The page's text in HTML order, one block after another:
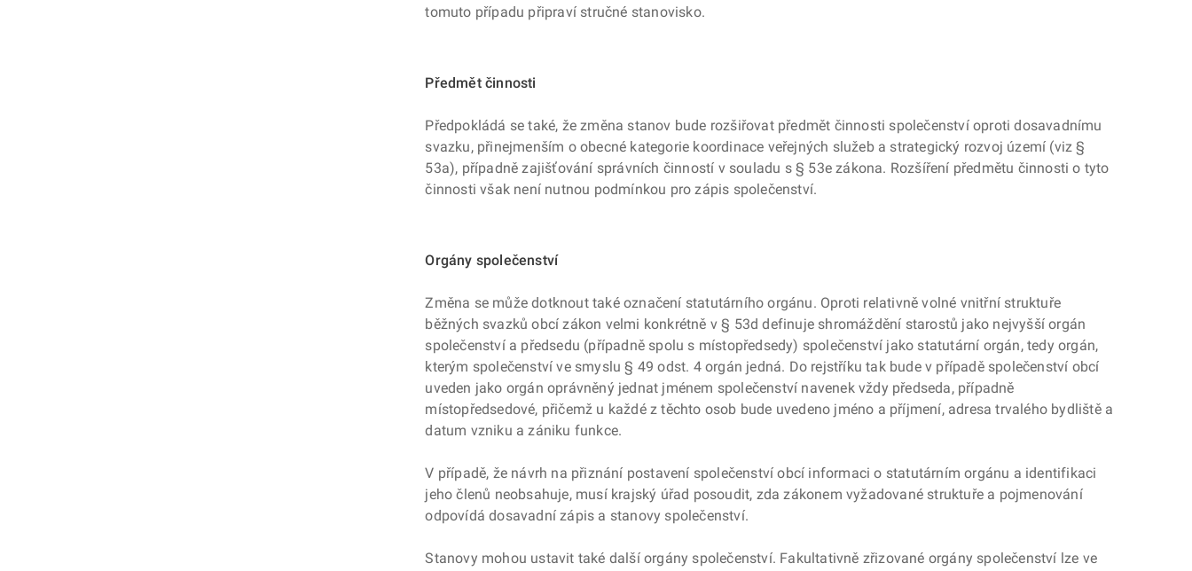
tomuto případu připraví stručné stanovisko.
Předmět činnosti
Předpokládá se také, že změna stanov bude rozšiřovat předmět činnosti společenství oproti dosavadnímu
svazku, přinejmenším o obecné kategorie koordinace veřejných služeb a strategický rozvoj území (viz §
53a), případně zajišťování správních činností v souladu s § 53e zákona. Rozšíření předmětu činnosti o tyto
činnosti však není nutnou podmínkou pro zápis společenství.
Orgány společenství
Změna se může dotknout také označení statutárního orgánu. Oproti relativně volné vnitřní struktuře
běžných svazků obcí zákon velmi konkrétně v § 53d definuje shromáždění starostů jako nejvyšší orgán
společenství a předsedu (případně spolu s místopředsedy) společenství jako statutární orgán, tedy orgán,
kterým společenství ve smyslu § 49 odst. 4 orgán jedná. Do rejstříku tak bude v případě společenství obcí
uveden jako orgán oprávněný jednat jménem společenství navenek vždy předseda, případně
místopředsedové, přičemž u každé z těchto osob bude uvedeno jméno a příjmení, adresa trvalého bydliště a
datum vzniku a zániku funkce.
V případě, že návrh na přiznání postavení společenství obcí informaci o statutárním orgánu a identifikaci
jeho členů neobsahuje, musí krajský úřad posoudit, zda zákonem vyžadované struktuře a pojmenování
odpovídá dosavadní zápis a stanovy společenství.
Stanovy mohou ustavit také další orgány společenství. Fakultativně zřizované orgány společenství lze ve